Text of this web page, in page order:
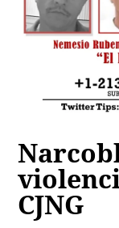
CJNG